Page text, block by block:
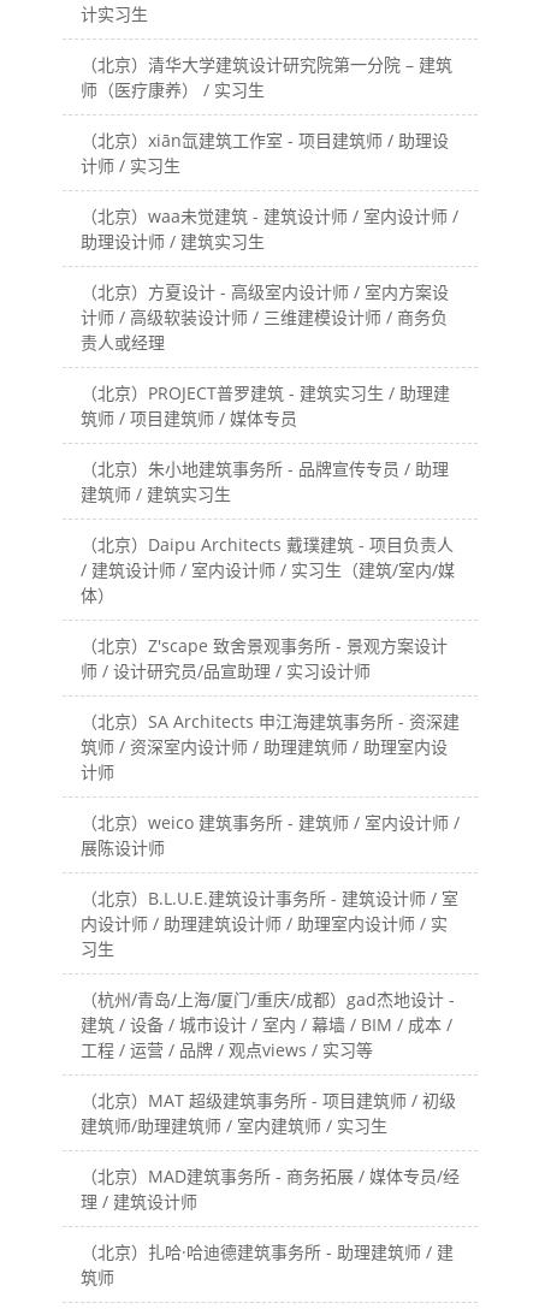
计实习生
（北京）清华大学建筑设计研究院第一分院 – 建筑
师（医疗康养） / 实习生
（北京）xiān氙建筑工作室 - 项目建筑师 / 助理设
计师 / 实习生
（北京）waa未觉建筑 - 建筑设计师 / 室内设计师 /
助理设计师 / 建筑实习生
（北京）方夏设计 - 高级室内设计师 / 室内方案设
计师 / 高级软装设计师 / 三维建模设计师 / 商务负
责人或经理
（北京）PROJECT普罗建筑 - 建筑实习生 / 助理建
筑师 / 项目建筑师 / 媒体专员
（北京）朱小地建筑事务所 - 品牌宣传专员 / 助理
建筑师 / 建筑实习生
（北京）Daipu Architects 戴璞建筑 - 项目负责人
/ 建筑设计师 / 室内设计师 / 实习生（建筑/室内/媒
体）
（北京）Z'scape 致舍景观事务所 - 景观方案设计
师 / 设计研究员/品宣助理 / 实习设计师
（北京）SA Architects 申江海建筑事务所 - 资深建
筑师 / 资深室内设计师 / 助理建筑师 / 助理室内设
计师
（北京）weico 建筑事务所 - 建筑师 / 室内设计师 /
展陈设计师
（北京）B.L.U.E.建筑设计事务所 - 建筑设计师 / 室
内设计师 / 助理建筑设计师 / 助理室内设计师 / 实
习生
（杭州/青岛/上海/厦门/重庆/成都）gad杰地设计 -
建筑 / 设备 / 城市设计 / 室内 / 幕墙 / BIM / 成本 /
工程 / 运营 / 品牌 / 观点views / 实习等
（北京）MAT 超级建筑事务所 - 项目建筑师 / 初级
建筑师/助理建筑师 / 室内建筑师 / 实习生
（北京）MAD建筑事务所 - 商务拓展 / 媒体专员/经
理 / 建筑设计师
（北京）扎哈·哈迪德建筑事务所 - 助理建筑师 / 建
筑师